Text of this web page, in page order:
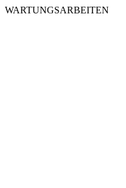
WARTUNGSARBEITEN